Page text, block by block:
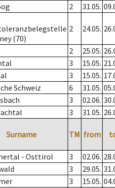
2 31.05.
(70)
2 24.05.
2 25.05.
3 15.05.
3 15.05.
Schweiz 6 31.05.
3 02.06.
3 31.05.
Surname TM from
- Osttirol 3 02.06.
3 29.05.
3 15.05.